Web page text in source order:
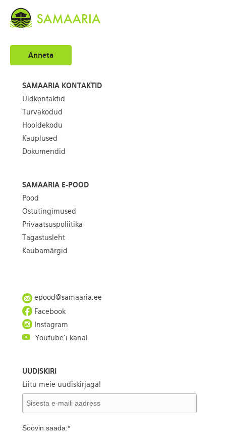
Anneta
SAMAARIA KONTAKTID
Üldkontaktid
Turvakodud
Hooldekodu
Kauplused
Dokumendid
SAMAARIA E-POOD
Pood
Ostutingimused
Privaatsuspoliitika
Tagastusleht
Kaubamärgid
epood@samaaria.ee
Facebook
Instagram
Youtube'i kanal
UUDISKIRI
Liitu meie uudiskirjaga!
Soovin saada:*